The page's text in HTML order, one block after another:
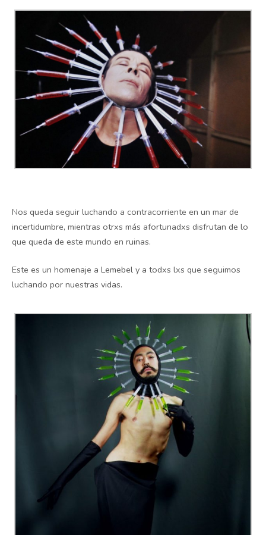
Nos queda seguir luchando a contracorriente en un mar de
incertidumbre, mientras otrxs más afortunadxs disfrutan de lo
que queda de este mundo en ruinas.
Este es un homenaje a Lemebel y a todxs lxs que seguimos
luchando por nuestras vidas.